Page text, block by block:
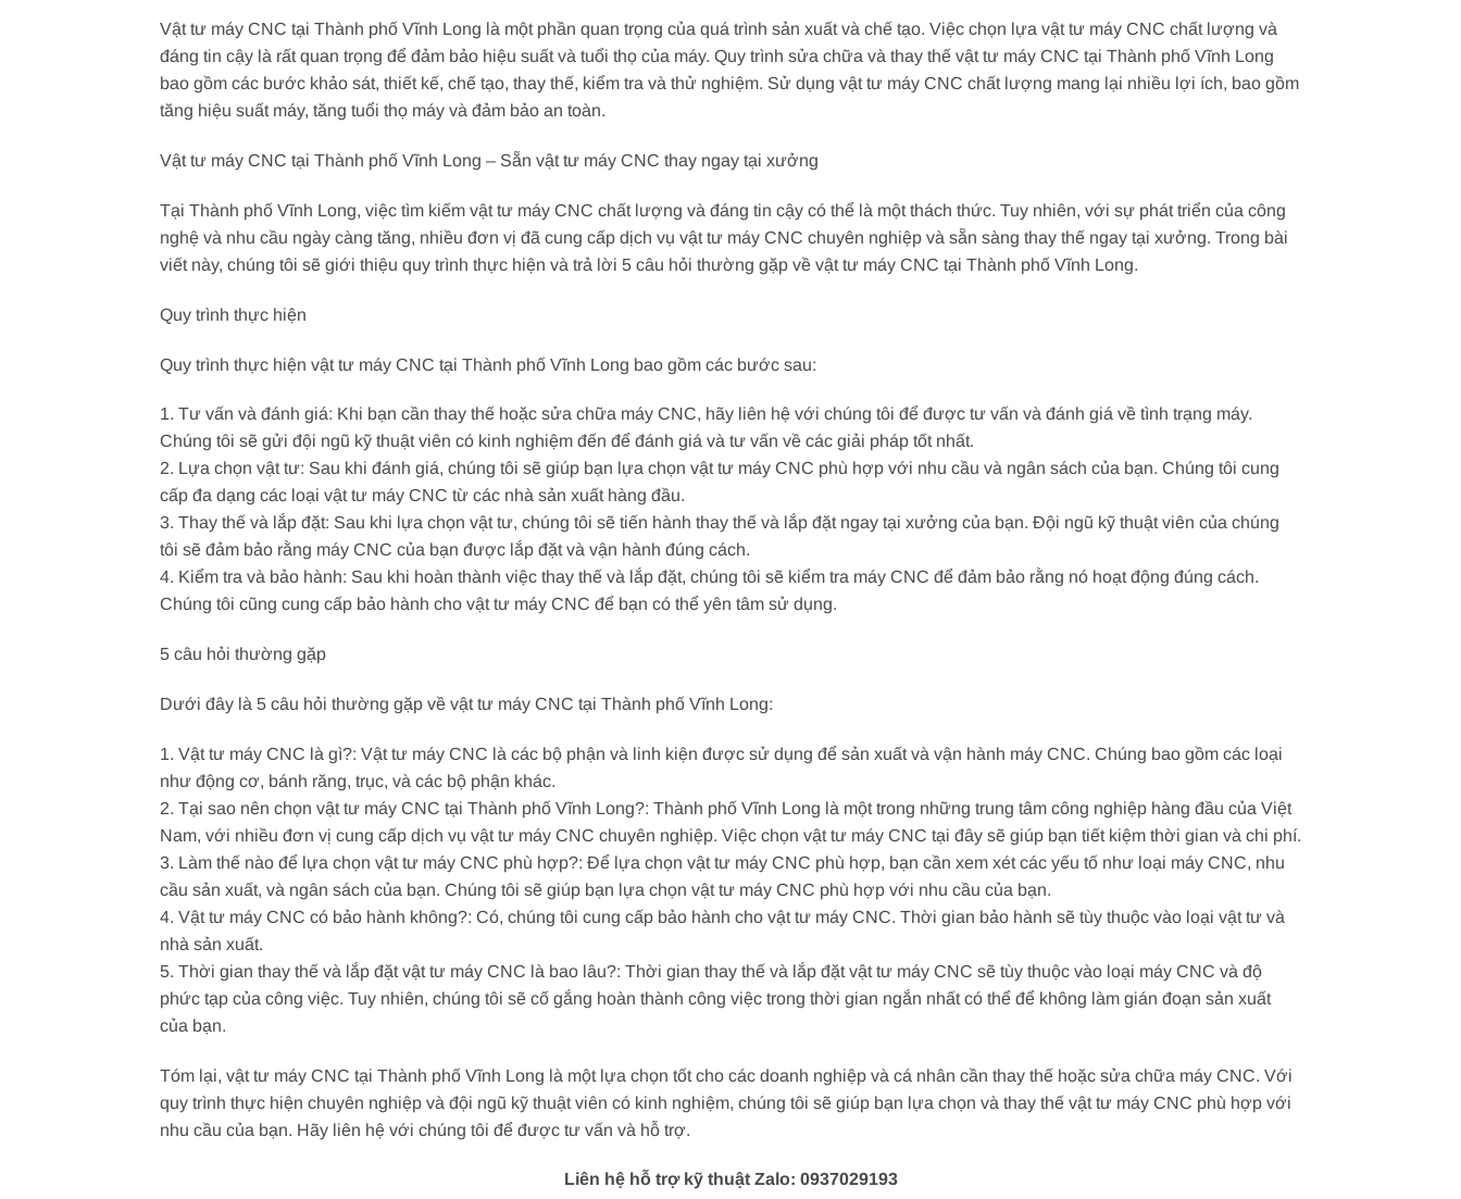
Vật tư máy CNC tại Thành phố Vĩnh Long là một phần quan trọng của quá trình sản xuất và chế tạo. Việc chọn lựa vật tư máy CNC chất lượng và
đáng tin cậy là rất quan trọng để đảm bảo hiệu suất và tuổi thọ của máy. Quy trình sửa chữa và thay thế vật tư máy CNC tại Thành phố Vĩnh Long
bao gồm các bước khảo sát, thiết kế, chế tạo, thay thế, kiểm tra và thử nghiệm. Sử dụng vật tư máy CNC chất lượng mang lại nhiều lợi ích, bao gồm
tăng hiệu suất máy, tăng tuổi thọ máy và đảm bảo an toàn.
Vật tư máy CNC tại Thành phố Vĩnh Long – Sẵn vật tư máy CNC thay ngay tại xưởng
Tại Thành phố Vĩnh Long, việc tìm kiếm vật tư máy CNC chất lượng và đáng tin cậy có thể là một thách thức. Tuy nhiên, với sự phát triển của công
nghệ và nhu cầu ngày càng tăng, nhiều đơn vị đã cung cấp dịch vụ vật tư máy CNC chuyên nghiệp và sẵn sàng thay thế ngay tại xưởng. Trong bài
viết này, chúng tôi sẽ giới thiệu quy trình thực hiện và trả lời 5 câu hỏi thường gặp về vật tư máy CNC tại Thành phố Vĩnh Long.
Quy trình thực hiện
Quy trình thực hiện vật tư máy CNC tại Thành phố Vĩnh Long bao gồm các bước sau:
1. Tư vấn và đánh giá: Khi bạn cần thay thế hoặc sửa chữa máy CNC, hãy liên hệ với chúng tôi để được tư vấn và đánh giá về tình trạng máy.
Chúng tôi sẽ gửi đội ngũ kỹ thuật viên có kinh nghiệm đến để đánh giá và tư vấn về các giải pháp tốt nhất.
2. Lựa chọn vật tư: Sau khi đánh giá, chúng tôi sẽ giúp bạn lựa chọn vật tư máy CNC phù hợp với nhu cầu và ngân sách của bạn. Chúng tôi cung
cấp đa dạng các loại vật tư máy CNC từ các nhà sản xuất hàng đầu.
3. Thay thế và lắp đặt: Sau khi lựa chọn vật tư, chúng tôi sẽ tiến hành thay thế và lắp đặt ngay tại xưởng của bạn. Đội ngũ kỹ thuật viên của chúng
tôi sẽ đảm bảo rằng máy CNC của bạn được lắp đặt và vận hành đúng cách.
4. Kiểm tra và bảo hành: Sau khi hoàn thành việc thay thế và lắp đặt, chúng tôi sẽ kiểm tra máy CNC để đảm bảo rằng nó hoạt động đúng cách.
Chúng tôi cũng cung cấp bảo hành cho vật tư máy CNC để bạn có thể yên tâm sử dụng.
5 câu hỏi thường gặp
Dưới đây là 5 câu hỏi thường gặp về vật tư máy CNC tại Thành phố Vĩnh Long:
1. Vật tư máy CNC là gì?: Vật tư máy CNC là các bộ phận và linh kiện được sử dụng để sản xuất và vận hành máy CNC. Chúng bao gồm các loại
như động cơ, bánh răng, trục, và các bộ phận khác.
2. Tại sao nên chọn vật tư máy CNC tại Thành phố Vĩnh Long?: Thành phố Vĩnh Long là một trong những trung tâm công nghiệp hàng đầu của Việt
Nam, với nhiều đơn vị cung cấp dịch vụ vật tư máy CNC chuyên nghiệp. Việc chọn vật tư máy CNC tại đây sẽ giúp bạn tiết kiệm thời gian và chi phí.
3. Làm thế nào để lựa chọn vật tư máy CNC phù hợp?: Để lựa chọn vật tư máy CNC phù hợp, bạn cần xem xét các yếu tố như loại máy CNC, nhu
cầu sản xuất, và ngân sách của bạn. Chúng tôi sẽ giúp bạn lựa chọn vật tư máy CNC phù hợp với nhu cầu của bạn.
4. Vật tư máy CNC có bảo hành không?: Có, chúng tôi cung cấp bảo hành cho vật tư máy CNC. Thời gian bảo hành sẽ tùy thuộc vào loại vật tư và
nhà sản xuất.
5. Thời gian thay thế và lắp đặt vật tư máy CNC là bao lâu?: Thời gian thay thế và lắp đặt vật tư máy CNC sẽ tùy thuộc vào loại máy CNC và độ
phức tạp của công việc. Tuy nhiên, chúng tôi sẽ cố gắng hoàn thành công việc trong thời gian ngắn nhất có thể để không làm gián đoạn sản xuất
của bạn.
Tóm lại, vật tư máy CNC tại Thành phố Vĩnh Long là một lựa chọn tốt cho các doanh nghiệp và cá nhân cần thay thế hoặc sửa chữa máy CNC. Với
quy trình thực hiện chuyên nghiệp và đội ngũ kỹ thuật viên có kinh nghiệm, chúng tôi sẽ giúp bạn lựa chọn và thay thế vật tư máy CNC phù hợp với
nhu cầu của bạn. Hãy liên hệ với chúng tôi để được tư vấn và hỗ trợ.
Liên hệ hỗ trợ kỹ thuật Zalo: 0937029193